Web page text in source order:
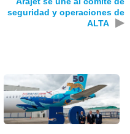
seguridad y operaciones de
ALTA
▶